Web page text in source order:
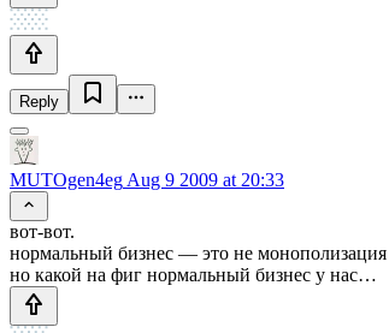
Reply
MUTOgen4eg Aug 9 2009 at 20:33
вот-вот.
нормальный бизнес — это не
но какой на фиг нормальный бизнес у нас…